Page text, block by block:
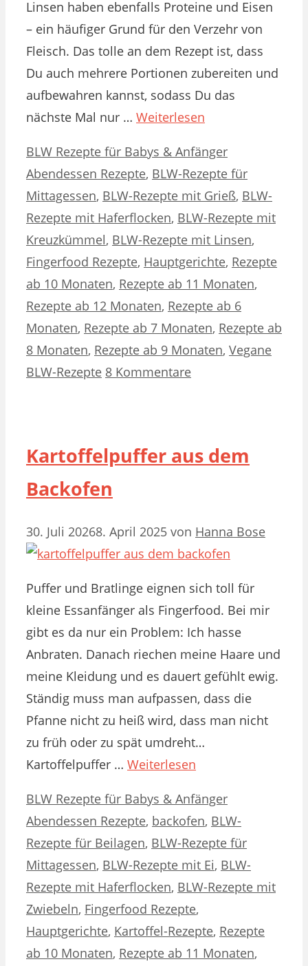
Linsen haben ebenfalls Proteine und Eisen
– ein häufiger Grund für den Verzehr von
Fleisch. Das tolle an dem Rezept ist, dass
Du auch mehrere Portionen zubereiten und
aufbewahren kannst, sodass Du das
nächste Mal nur … Weiterlesen
Kategorien
BLW Rezepte für Babys & AnfängerSchlagwörter
Abendessen Rezepte, BLW-Rezepte für
Mittagessen, BLW-Rezepte mit Grieß, BLW-
Rezepte mit Haferflocken, BLW-Rezepte mit
Kreuzkümmel, BLW-Rezepte mit Linsen,
Fingerfood Rezepte, Hauptgerichte, Rezepte
ab 10 Monaten, Rezepte ab 11 Monaten,
Rezepte ab 12 Monaten, Rezepte ab 6
Monaten, Rezepte ab 7 Monaten, Rezepte ab
8 Monaten, Rezepte ab 9 Monaten, Vegane
BLW-Rezepte 8 Kommentare
Kartoffelpuffer aus dem
Backofen
30. Juli 20268. April 2025 von Hanna Bose
Puffer und Bratlinge eignen sich toll für
kleine Essanfänger als Fingerfood. Bei mir
gibt es da nur ein Problem: Ich hasse
Anbraten. Danach riechen meine Haare und
meine Kleidung und es dauert gefühlt ewig.
Ständig muss man aufpassen, dass die
Pfanne nicht zu heiß wird, dass man nicht
zu früh oder zu spät umdreht…
Kartoffelpuffer … Weiterlesen
Kategorien
BLW Rezepte für Babys & AnfängerSchlagwörter
Abendessen Rezepte, backofen, BLW-
Rezepte für Beilagen, BLW-Rezepte für
Mittagessen, BLW-Rezepte mit Ei, BLW-
Rezepte mit Haferflocken, BLW-Rezepte mit
Zwiebeln, Fingerfood Rezepte,
Hauptgerichte, Kartoffel-Rezepte, Rezepte
ab 10 Monaten, Rezepte ab 11 Monaten,